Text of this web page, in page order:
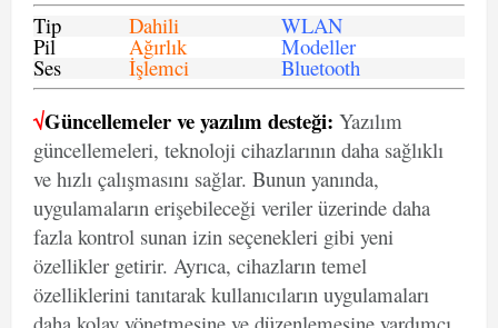
Tip
Dahili WLAN
Pil Ağırlık Modeller
Ses İşlemci Bluetooth
√Güncellemeler ve yazılım desteği: Yazılım
güncellemeleri, teknoloji cihazlarının daha sağlıklı
ve hızlı çalışmasını sağlar. Bunun yanında,
uygulamaların erişebileceği veriler üzerinde daha
fazla kontrol sunan izin seçenekleri gibi yeni
özellikler getirir. Ayrıca, cihazların temel
özelliklerini tanıtarak kullanıcıların uygulamaları